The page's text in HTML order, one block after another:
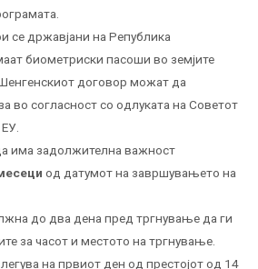
се државјани на Република
биометриски пасоши во земјите
договор можат да
во согласност со одлуката на Советот
има задолжителна важност
од датумот на завршувањето на
до два дена пред тргнување да ги
за часот и местото на тргнување.
на првиот ден од престојот од 14